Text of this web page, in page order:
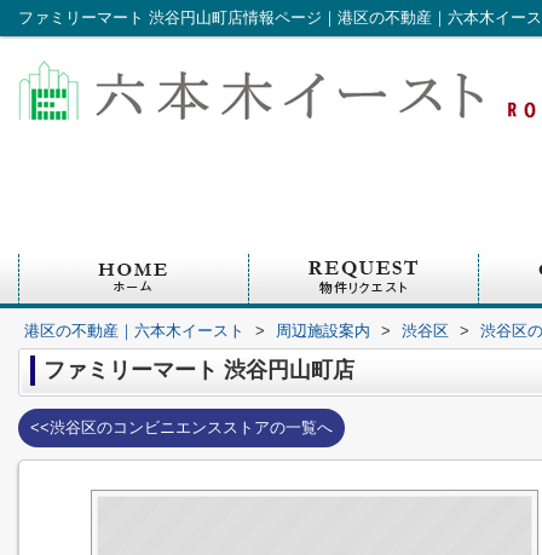
ファミリーマート 渋谷円山町店情報ページ｜港区の不動産｜六本木イー
港区の不動産｜六本木イースト > 周辺施設案内 > 渋谷区 > 渋谷区
ファミリーマート 渋谷円山町店
<<渋谷区のコンビニエンスストアの一覧へ